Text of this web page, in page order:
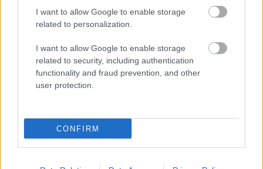
I want to allow Google to enable storage
related to personalization.
I want to allow Google to enable storage
related to security, including authentication
functionality and fraud prevention, and other
user protection.
CONFIRM